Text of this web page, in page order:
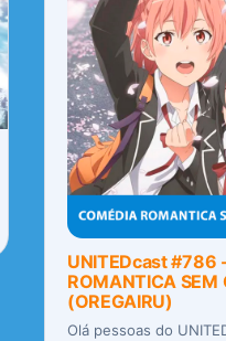
UNITEDcast #786
ROMANTICA SEM
(OREGAIRU)
Olá pessoas do